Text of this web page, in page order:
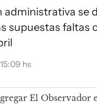
administrativa se
supuestas faltas
15:09 hs
El Observador